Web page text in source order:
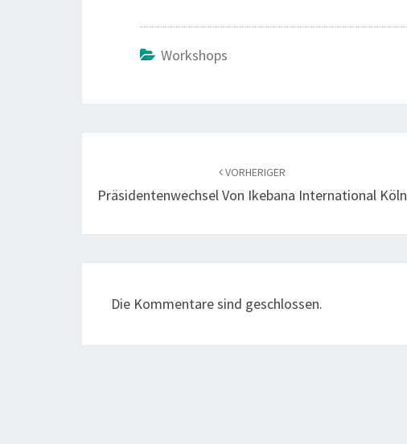
Workshops
VORHERIGER
Präsidentenwechsel Von Ikebana International Köln
Die Kommentare sind geschlossen.